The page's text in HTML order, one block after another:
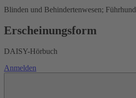
Blinden und Behindertenwesen; Führhund
Erscheinungsform
DAISY-Hörbuch
Anmelden